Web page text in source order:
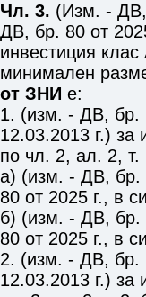
Чл. 3. (Изм. - ДВ,
ДВ, бр. 80 от
инвестиция
минимален
от ЗНИ е:
1. (изм. - ДВ, бр.
12.03.2013 г.) за
по чл. 2, ал. 2, т.
а) (изм. - ДВ, бр.
80 от 2025 г., в
б) (изм. - ДВ, бр.
80 от 2025 г., в
2. (изм. - ДВ, бр.
12.03.2013 г.) за